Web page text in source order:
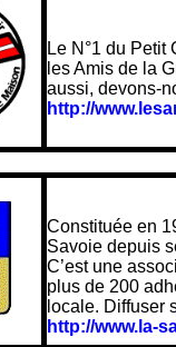
Le N°1 du Petit
les Amis de la
aussi, devons-
http://
Constituée en
Savoie depuis
C’est une
plus de 200
locale. Diffuser
http://www.la-